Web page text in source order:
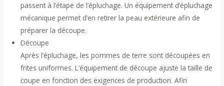
passent à l’étape de l’épluchage. Un équipement d’épluchage
mécanique permet d’en retirer la peau extérieure afin de
préparer la découpe.
Découpe
Après l’épluchage, les pommes de terre sont découpées en
frites uniformes. L’équipement de découpe ajuste la taille de
coupe en fonction des exigences de production. Afin